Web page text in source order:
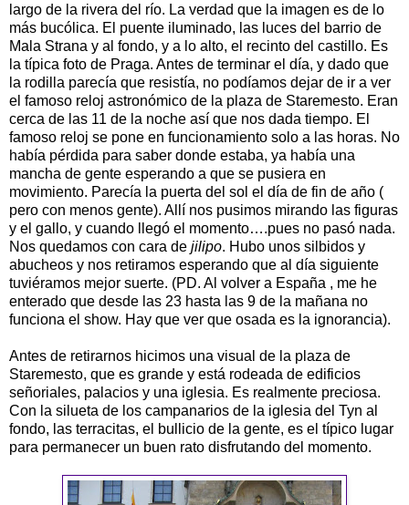
largo de la rivera del río. La verdad que la imagen es de lo
más bucólica. El puente iluminado, las luces del barrio de
Mala Strana y al fondo, y a lo alto, el recinto del castillo. Es
la típica foto de Praga. Antes de terminar el día, y dado que
la rodilla parecía que resistía, no podíamos dejar de ir a ver
el famoso reloj astronómico de la plaza de Staremesto. Eran
cerca de las 11 de la noche así que nos dada tiempo. El
famoso reloj se pone en funcionamiento solo a las horas. No
había pérdida para saber donde estaba, ya había una
mancha de gente esperando a que se pusiera en
movimiento. Parecía la puerta del sol el día de fin de año (
pero con menos gente). Allí nos pusimos mirando las figuras
y el gallo, y cuando llegó el momento….pues no pasó nada.
Nos quedamos con cara de jilipo. Hubo unos silbidos y
abucheos y nos retiramos esperando que al día siguiente
tuviéramos mejor suerte. (PD. Al volver a España , me he
enterado que desde las 23 hasta las 9 de la mañana no
funciona el show. Hay que ver que osada es la ignorancia).
Antes de retirarnos hicimos una visual de la plaza de
Staremesto, que es grande y está rodeada de edificios
señoriales, palacios y una iglesia. Es realmente preciosa.
Con la silueta de los campanarios de la iglesia del Tyn al
fondo, las terracitas, el bullicio de la gente, es el típico lugar
para permanecer un buen rato disfrutando del momento.